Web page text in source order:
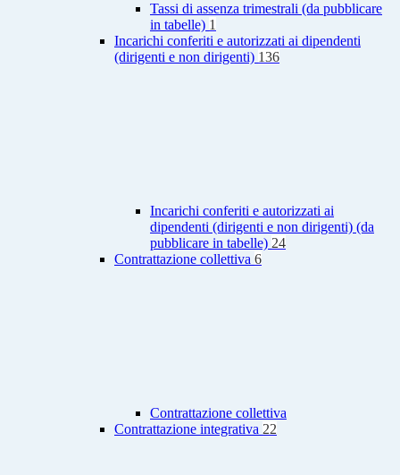
Tassi di assenza trimestrali (da pubblicare
in tabelle) 1
Incarichi conferiti e autorizzati ai dipendenti
(dirigenti e non dirigenti) 136
Incarichi conferiti e autorizzati ai
dipendenti (dirigenti e non dirigenti) (da
pubblicare in tabelle) 24
Contrattazione collettiva 6
Contrattazione collettiva
Contrattazione integrativa 22